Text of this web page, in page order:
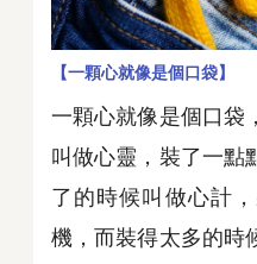
【一顆心就像是個口袋】
一顆心就像是個口袋
叫做心靈，裝了一點
了的時候叫做心計
機，而裝得太多的時